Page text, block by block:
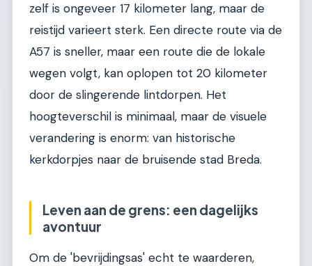
zelf is ongeveer 17 kilometer lang, maar de
reistijd varieert sterk. Een directe route via de
A57 is sneller, maar een route die de lokale
wegen volgt, kan oplopen tot 20 kilometer
door de slingerende lintdorpen. Het
hoogteverschil is minimaal, maar de visuele
verandering is enorm: van historische
kerkdorpjes naar de bruisende stad Breda.
Leven aan de grens: een dagelijks
avontuur
Om de 'bevrijdingsas' echt te waarderen,